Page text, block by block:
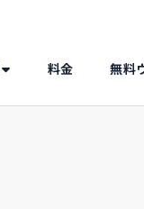
料金 無料